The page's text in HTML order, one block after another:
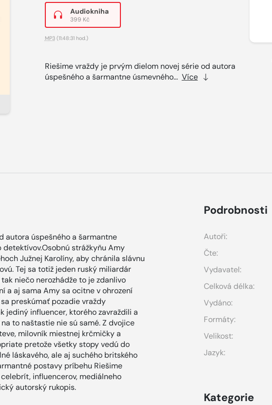
Audiokniha
399 Kč
MP3(11:48:31 hod.)
Riešime vraždy je prvým dielom novej série od autora
úspešného a šarmantne úsmevného... Více
autora úspešného a šarmantne
strážkyňu Amy
Južnej Karolíny, aby chránila slávnu
Tej sa totiž jeden ruský miliardár
niečo nerozhádže to je zdanlivo
a aj sama Amy sa ocitne v ohrození
preskúmať pozadie vraždy
jediný influencer, ktorého zavraždili a
to naštastie nie sú samé. Z dvojice
milovník miestnej krčmičky a
pretože všetky stopy vedú do
láskavého, ale aj suchého britského
postavy príbehu Riešime
influencerov, mediálneho
autorský rukopis.
Podrobnosti
Autoři:
Čte:
Vydavatel:
Celková délka:
Vydáno:
Formáty:
Velikost:
Jazyk:
Kategorie